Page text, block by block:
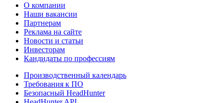
О компании
Наши вакансии
Партнерам
Реклама на сайте
Новости и статьи
Инвесторам
Кандидаты по профессиям
Производственный календарь
Требования к ПО
Безопасный HeadHunter